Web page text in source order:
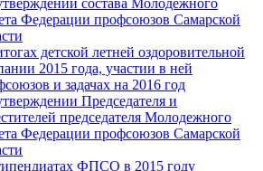
Федерации профсоюзов Самарской
детской летней оздоровительной
2015 года, участии в ней
и задачах на 2016 год
Председателя и
председателя Молодежного
Федерации профсоюзов Самарской
ФПСО в 2015 году